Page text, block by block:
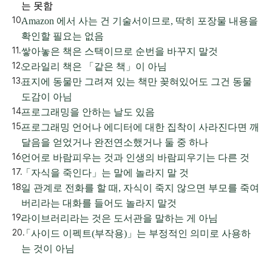
는 못함
Amazon 에서 사는 건 기술서이므로, 딱히 포장물 내용을
확인할 필요는 없음
쌓아놓은 책은 스택이므로 순번을 바꾸지 말것
오라일리 책은 「같은 책」이 아님
표지에 동물만 그려져 있는 책만 꽂혀있어도 그건 동물
도감이 아님
프로그래밍을 안하는 날도 있음
프로그래밍 언어나 에디터에 대한 집착이 사라진다면 깨
달음을 얻었거나 완전연소했거나 둘 중 하나
언어로 바람피우는 것과 인생의 바람피우기는 다른 것
「자식을 죽인다」는 말에 놀라지 말 것
일 관계로 전화를 할 때, 자식이 죽지 않으면 부모를 죽여
버리라는 대화를 들어도 놀라지 말것
라이브러리라는 것은 도서관을 말하는 게 아님
「사이드 이펙트(부작용)」는 부정적인 의미로 사용하
는 것이 아님